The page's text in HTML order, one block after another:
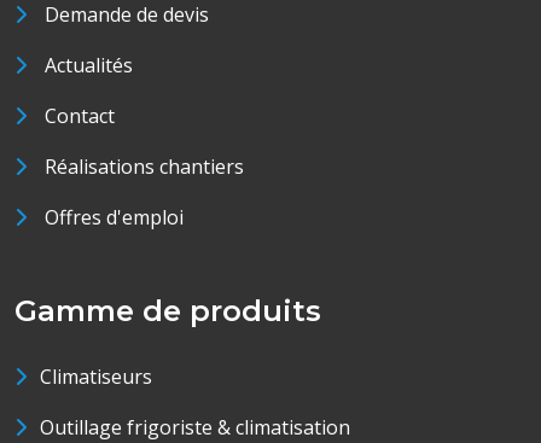
Demande de devis
Actualités
Contact
Réalisations chantiers
Offres d'emploi
Gamme de produits
Climatiseurs
Outillage frigoriste & climatisation